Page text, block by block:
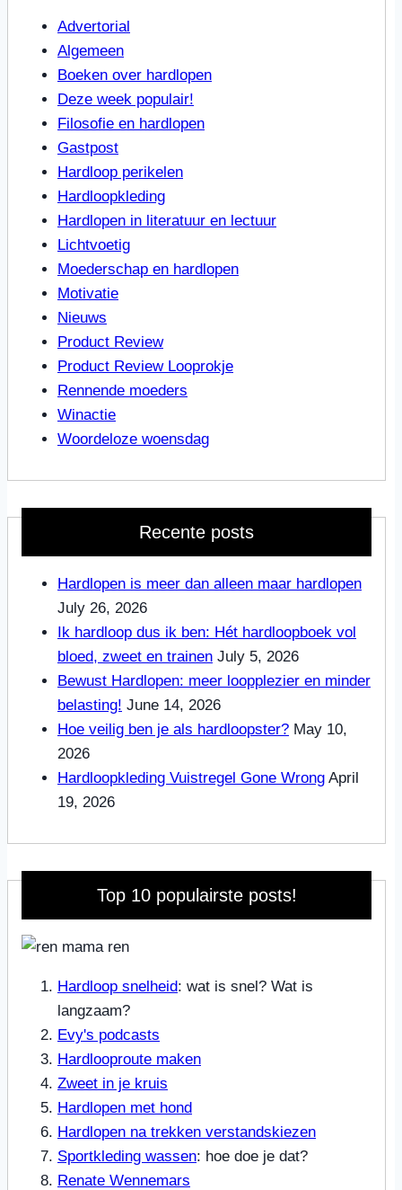
Advertorial
Algemeen
Boeken over hardlopen
Deze week populair!
Filosofie en hardlopen
Gastpost
Hardloop perikelen
Hardloopkleding
Hardlopen in literatuur en lectuur
Lichtvoetig
Moederschap en hardlopen
Motivatie
Nieuws
Product Review
Product Review Looprokje
Rennende moeders
Winactie
Woordeloze woensdag
Recente posts
Hardlopen is meer dan alleen maar hardlopen
July 26, 2026
Ik hardloop dus ik ben: Hét hardloopboek vol
bloed, zweet en trainen July 5, 2026
Bewust Hardlopen: meer loopplezier en minder
belasting! June 14, 2026
Hoe veilig ben je als hardloopster? May 10,
2026
Hardloopkleding Vuistregel Gone Wrong April
19, 2026
Top 10 populairste posts!
Hardloop snelheid: wat is snel? Wat is
langzaam?
Evy's podcasts
Hardlooproute maken
Zweet in je kruis
Hardlopen met hond
Hardlopen na trekken verstandskiezen
Sportkleding wassen: hoe doe je dat?
Renate Wennemars